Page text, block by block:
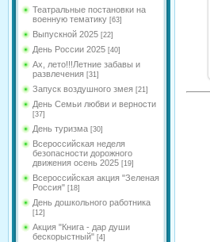
Театральные постановки на
военную тематику [63]
Выпускной 2025 [22]
День России 2025 [40]
Ах, лето!!!Летние забавы и
развлечения [31]
Запуск воздушного змея [21]
День Семьи любви и верности
[37]
День туризма [30]
Всероссийская неделя
безопасности дорожного
движения осень 2025 [19]
Всероссийская акция "Зеленая
Россия" [18]
День дошкольного работника
[12]
Акция "Книга - дар души
бескорыстный" [4]